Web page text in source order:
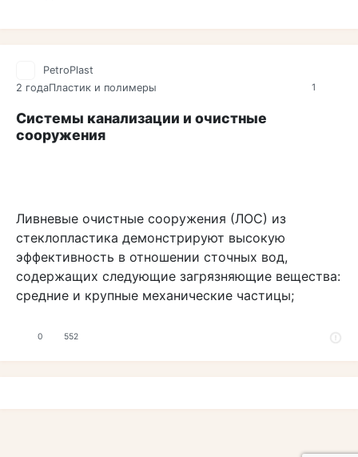
1
PetroPlast
2 годаПластик и полимеры
Системы канализации и очистные
сооружения
Ливневые очистные сооружения (ЛОС) из
стеклопластика демонстрируют высокую
эффективность в отношении сточных вод,
содержащих следующие загрязняющие вещества:
средние и крупные механические частицы;
0 552